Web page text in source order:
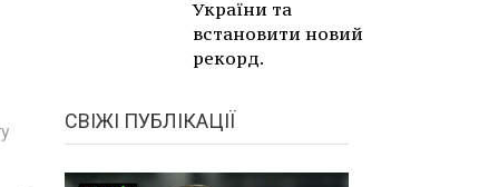
України та
встановити новий
рекорд.
СВІЖІ ПУБЛІКАЦІЇ